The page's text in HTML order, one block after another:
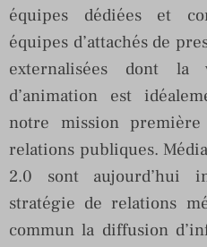
équipes dédiées et
équipes d’attachés de
externalisées dont
d’animation est
notre mission
relations publiques.
2.0 sont aujourd’hui
stratégie de relations
commun la diffusion